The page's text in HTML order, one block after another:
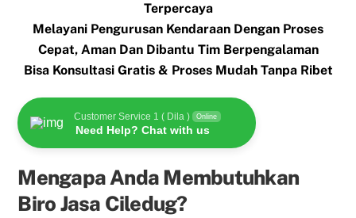
Terpercaya
Melayani Pengurusan Kendaraan Dengan Proses
Cepat, Aman Dan Dibantu Tim Berpengalaman
Bisa Konsultasi Gratis & Proses Mudah Tanpa Ribet
Customer Service 1 ( Dila ) Online
Need Help? Chat with us
Mengapa Anda Membutuhkan
Biro Jasa Ciledug?